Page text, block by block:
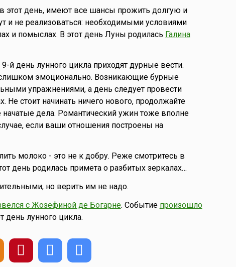
этот день, имеют все шансы прожить долгую и
и не реализоваться: необходимыми условиями
и помыслах. В этот день Луны родилась Галина
й день лунного цикла приходят дурные вести.
слишком эмоционально. Возникающие бурные
упражнениями, а день следует провести
Не стоит начинать ничего нового, продолжайте
начатые дела. Романтический ужин тоже вполне
если ваши отношения построены на
молоко - это не к добру. Реже смотритесь в
день родилась примета о разбитых зеркалах…
но верить им не надо.
с Жозефиной де Богарне. Событие произошло
день лунного цикла.